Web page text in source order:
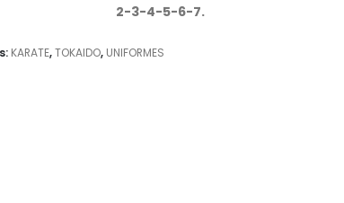
2-3-4-5-6-7.
KARATE,TOKAIDO, UNIFORMES